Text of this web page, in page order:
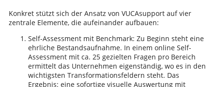
Konkret stützt sich der Ansatz von VUCAsupport auf vier
zentrale Elemente, die aufeinander aufbauen:
Self-Assessment mit Benchmark: Zu Beginn steht eine
ehrliche Bestandsaufnahme. In einem online Self-
Assessment mit ca. 25 gezielten Fragen pro Bereich
ermittelt das Unternehmen eigenständig, wo es in den
wichtigsten Transformationsfeldern steht. Das
Ergebnis: eine sofortige visuelle Auswertung mit